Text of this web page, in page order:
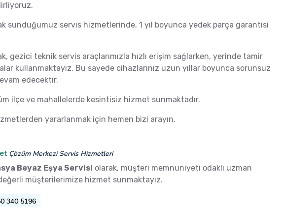
sunduğumuz servis hizmetlerinde, 1 yıl boyunca yedek parça garantisi
gezici teknik servis araçlarımızla hızlı erişim sağlarken, yerinde tamir
kullanmaktayız. Bu sayede cihazlarınız uzun yıllar boyunca sorunsuz
edecektir.
ilçe ve mahallelerde kesintisiz hizmet sunmaktadır.
yararlanmak için hemen bizi arayın.
Çözüm Merkezi Servis Hizmetleri
Beyaz Eşya Servisi olarak, müşteri memnuniyeti odaklı uzman
müşterilerimize hizmet sunmaktayız.
340 5196